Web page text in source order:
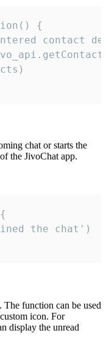
{
contact
chat or starts the
the JivoChat app.
The function can be used
icon. For
display the unread